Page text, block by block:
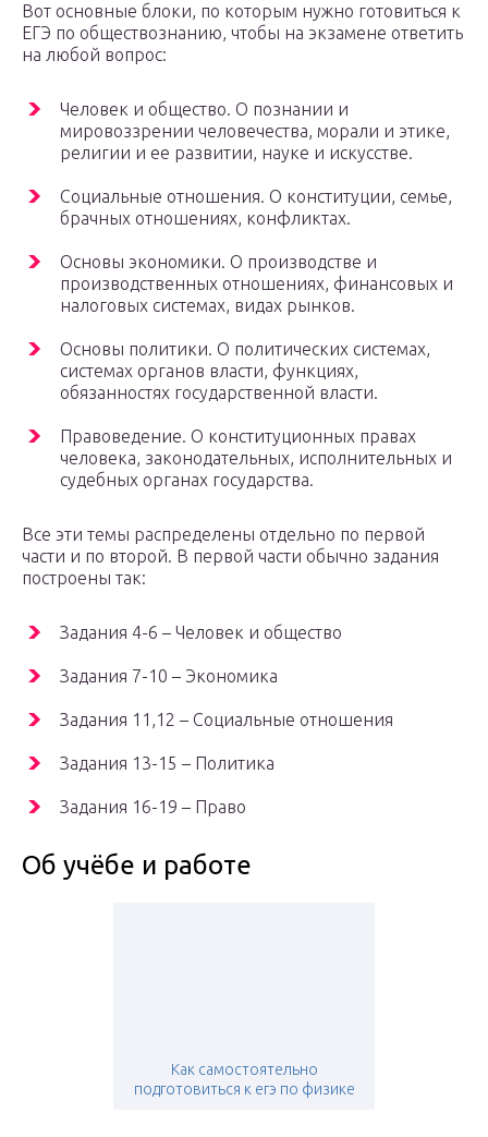
Вот основные блоки, по которым нужно готовиться к
ЕГЭ по обществознанию, чтобы на экзамене ответить
на любой вопрос:
Человек и общество. О познании и
мировоззрении человечества, морали и этике,
религии и ее развитии, науке и искусстве.
Социальные отношения. О конституции, семье,
брачных отношениях, конфликтах.
Основы экономики. О производстве и
производственных отношениях, финансовых и
налоговых системах, видах рынков.
Основы политики. О политических системах,
системах органов власти, функциях,
обязанностях государственной власти.
Правоведение. О конституционных правах
человека, законодательных, исполнительных и
судебных органах государства.
Все эти темы распределены отдельно по первой
части и по второй. В первой части обычно задания
построены так:
Задания 4-6 – Человек и общество
Задания 7-10 – Экономика
Задания 11,12 – Социальные отношения
Задания 13-15 – Политика
Задания 16-19 – Право
Об учёбе и работе
Как самостоятельно
подготовиться к егэ по физике